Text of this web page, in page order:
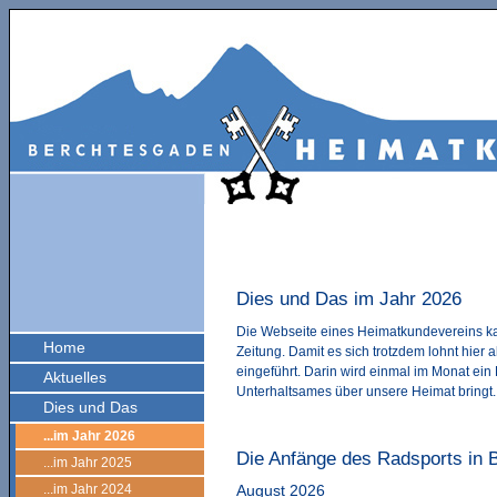
Home
Aktuelles
Dies und Das
...im Jahr 2026
...im Jahr 2025
...im Jahr 2024
Dies und Das im Jahr 2026
Die Webseite eines Heimatkundevereins
Zeitung. Damit es sich trotzdem lohnt hier
eingeführt. Darin wird einmal im Monat
Unterhaltsames über unsere Heimat bringt.
Die Anfänge des Radsports in
August 2026